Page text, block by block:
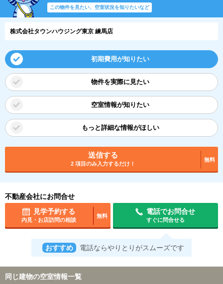
この物件を見たい、空室状況を知りたいなど
株式会社タウンハウジング東京 練馬店
初期費用が知りたい
物件を実際に見たい
空室情報が知りたい
もっと詳細な情報がほしい
送信する
2 項目のみ入力するだけ！
無料
不動産会社にお問合せ
見学予約する
内見・お店訪問の相談
無料
電話でお問合せ
すぐに問合せる
おすすめ 電話ならやりとりがスムーズです
同じ建物の空室情報一覧